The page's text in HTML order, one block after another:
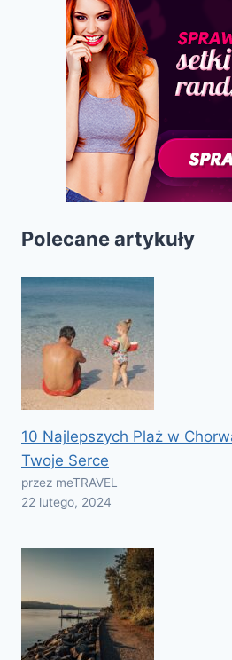
Polecane artykuły
10 Najlepszych Plaż w
Twoje Serce
przez meTRAVEL
22 lutego, 2024